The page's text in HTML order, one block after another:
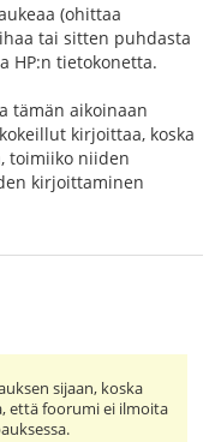
(ohittaa
tai sitten puhdasta
HP:n tietokonetta.
tämän aikoinaan
kirjoittaa, koska
toimiiko niiden
kirjoittaminen
sijaan, koska
että foorumi ei ilmoita